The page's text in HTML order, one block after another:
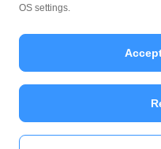
OS settings.